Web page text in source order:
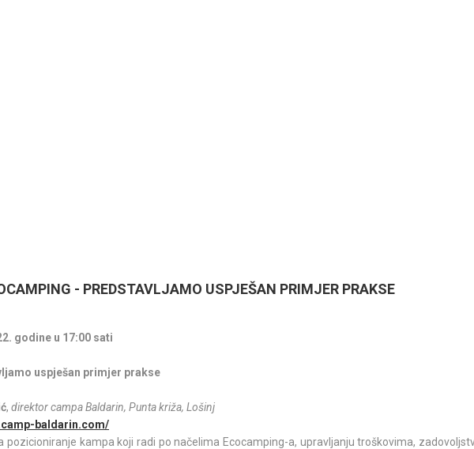
- PREDSTAVLJAMO USPJEŠAN PRIMJER PRAKSE
godine u 17:00 sati
uspješan primjer prakse
, direktor campa Baldarin, Punta križa, Lošinj
baldarin.com/
pozicioniranje kampa koji radi po načelima Ecocamping-a, upravljanju troškovima,